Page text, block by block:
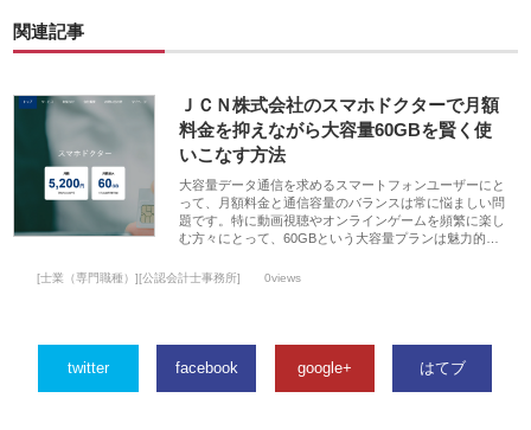
関連記事
ＪＣＮ株式会社のスマホドクターで月額
料金を抑えながら大容量60GBを賢く使
いこなす方法
大容量データ通信を求めるスマートフォンユーザーにと
って、月額料金と通信容量のバランスは常に悩ましい問
題です。特に動画視聴やオンラインゲームを頻繁に楽し
む方々にとって、60GBという大容量プランは魅力的…
[士業（専門職種）][公認会計士事務所] 0views
twitter facebook google+ はてブ